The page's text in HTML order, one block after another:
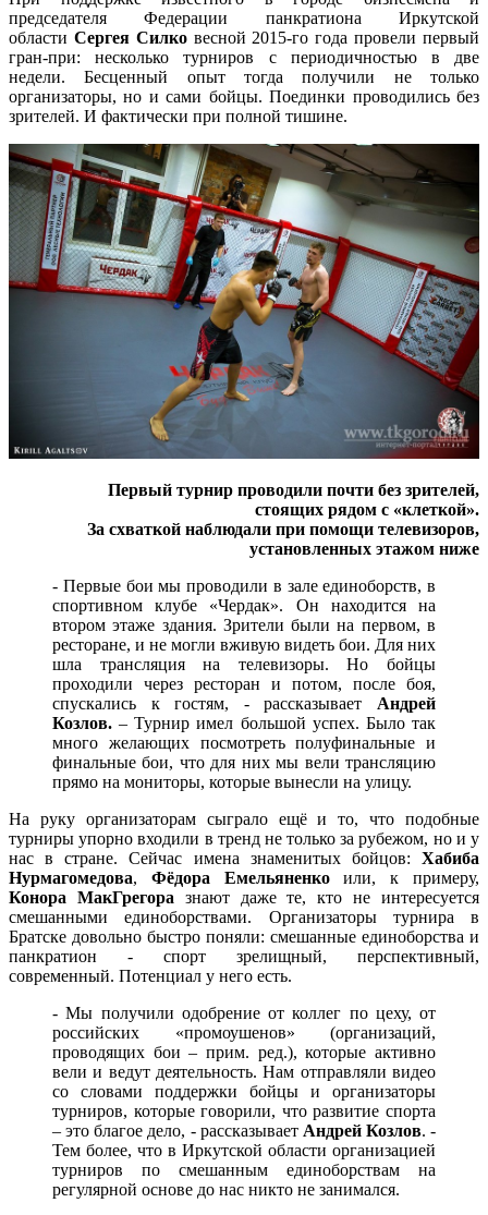
председателя Федерации панкратиона Иркутской
области Сергея Силковесной 2015-го года провели первый
гран-при: несколько турниров с периодичностью в две
недели. Бесценный опыт тогда получили не только
организаторы, но и сами бойцы. Поединки проводились без
зрителей. И фактически при полной тишине.
Первый турнир проводили почти без зрителей,
стоящих рядом с «клеткой»​.
За схваткой наблюдали при помощи телевизоров,
установленных этажом ниже
- Первые бои мы проводили в зале единоборств, в
спортивном клубе «Чердак». Он находится на
втором этаже здания. Зрители были на первом, в
ресторане, и не могли вживую видеть бои. Для них
шла трансляция на телевизоры. Но бойцы
проходили через ресторан и потом, после боя,
спускались к гостям, - рассказывает Андрей
Козлов.– Турнир имел большой успех. Было так
много желающих посмотреть полуфинальные и
финальные бои, что для них мы вели трансляцию
прямо на мониторы, которые вынесли на улицу.
На руку организаторам сыграло ещё и то, что подобные
турниры упорно входили в тренд не только за рубежом, но и у
нас в стране. Сейчас имена знаменитых бойцов: Хабиба
Нурмагомедова, Фёдора Емельяненкоили, к примеру,
Конора МакГрегора знают даже те, кто не интересуется
смешанными единоборствами. Организаторы турнира в
Братске довольно быстро поняли: смешанные единоборства и
панкратион - спорт зрелищный, перспективный,
современный. Потенциал у него есть.
- Мы получили одобрение от коллег по цеху, от
российских «промоушенов» (организаций,
проводящих бои – прим. ред.), которые активно
вели и ведут деятельность. Нам отправляли видео
со словами поддержки бойцы и организаторы
турниров, которые говорили, что развитие спорта
– это благое дело, - рассказывает Андрей Козлов. -
Тем более, что в Иркутской области организацией
турниров по смешанным единоборствам на
регулярной основе до нас никто не занимался.